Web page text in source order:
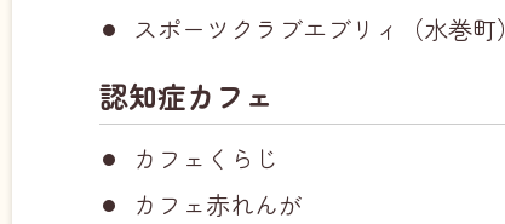
スポーツクラブエブリィ（水巻町）
認知症カフェ
カフェくらじ
カフェ赤れんが